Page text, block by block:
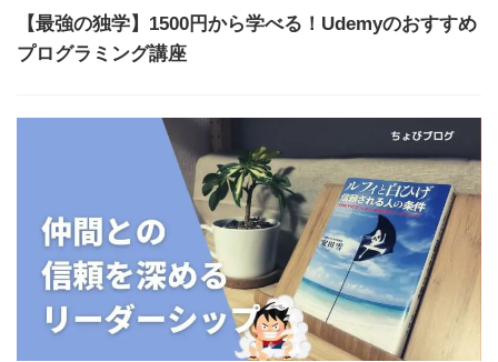
【最強の独学】1500円から学べる！Udemyのおすすめ
プログラミング講座